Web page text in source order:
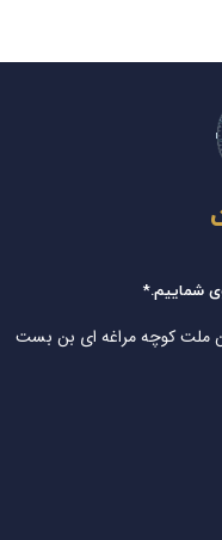
شماییم.*
ملت کوچه مراغه ای بن بست